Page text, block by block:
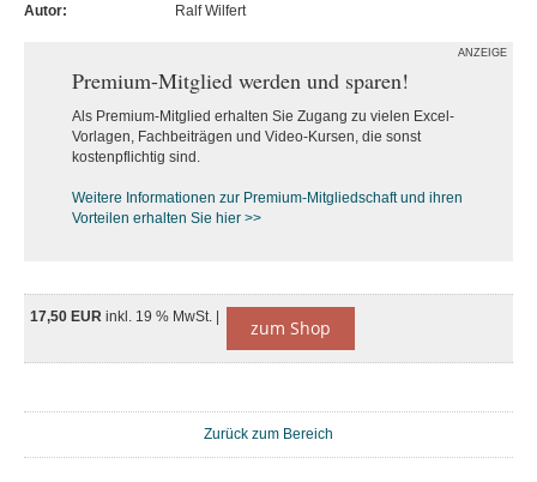
Autor:
Ralf Wilfert
ANZEIGE
Premium-Mitglied werden und sparen!
Als Premium-Mitglied erhalten Sie Zugang zu vielen Excel-
Vorlagen, Fachbeiträgen und Video-Kursen, die sonst
kostenpflichtig sind.
Weitere Informationen zur Premium-Mitgliedschaft und ihren
Vorteilen erhalten Sie hier >>
17,50 EUR inkl. 19 % MwSt. | zum Shop
Zurück zum Bereich